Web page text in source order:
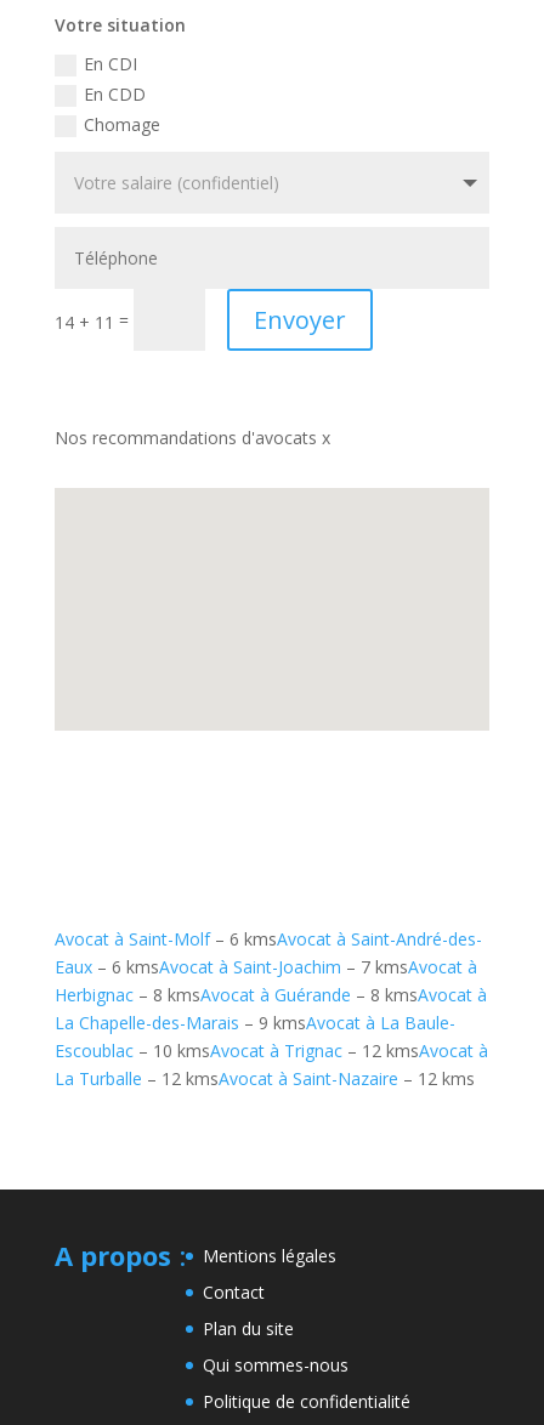
Votre situation
En CDI
En CDD
Chomage
14 + 11 = Envoyer
Nos recommandations d'avocats x
Avocat à Saint-Molf– 6 kmsAvocat à Saint-André-des-
Eaux– 6 kmsAvocat à Saint-Joachim – 7 kmsAvocat à
Herbignac– 8 kmsAvocat à Guérande – 8 kmsAvocat à
La Chapelle-des-Marais – 9 kmsAvocat à La Baule-
Escoublac– 10 kmsAvocat à Trignac– 12 kmsAvocat à
La Turballe – 12 kmsAvocat à Saint-Nazaire – 12 kms
A propos :
Mentions légales
Contact
Plan du site
Qui sommes-nous
Politique de confidentialité